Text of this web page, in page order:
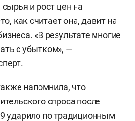
и рост цен на
как считает она, давит на
«В результате многие
с убытком», —
напомнила, что
спроса после
ударило по традиционным